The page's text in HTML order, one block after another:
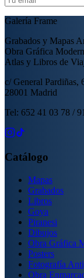
Galería Frame
Grabados y Mapas
Obra Gráfica
Atlas y Libros de
c/ General Pardiñas,
28001 Madrid
Tel: 652 41 03 78 /
Catálogo
Mapas
Grabados
Libros
Goya
Piranesi
Dibujos
Obra Gráfica
Posters
Fotografía
Obra